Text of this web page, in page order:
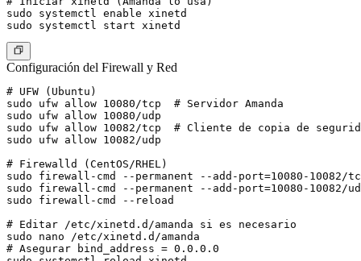
sudo systemctl enable xinetd
Configuración del Firewall y Red
# UFW (Ubuntu)
sudo ufw allow 10080/tcp  # Servidor Amanda
sudo ufw allow 10080/udp
sudo ufw allow 10082/tcp  # Cliente de copia de
sudo ufw allow 10082/udp
# Firewalld (CentOS/RHEL)
sudo firewall-cmd --permanent --add-port=10080-10082/
sudo firewall-cmd --permanent --add-port=10080-10082/
sudo firewall-cmd --reload
# Editar /etc/xinetd.d/amanda si es necesario
sudo nano /etc/xinetd.d/amanda
# Asegurar bind_address = 0.0.0.0